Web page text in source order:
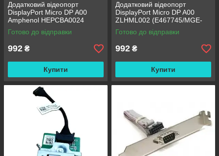
Додатковий відеопорт
DisplayPort Micro DP A00
Amphenol HEPCBA0024
(E305886) для Dell Optiplex
micro
Готово до відправки
992 ₴
Купити
Додатковий відеопорт
DisplayPort Micro DP A00
ZLHML002 (E467745/MGE-
1140 Rev: 1.0) для Dell
Optiplex micro
Готово до відправки
992 ₴
Купити